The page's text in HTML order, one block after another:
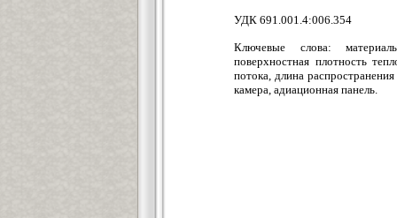
УДК
Ключевые слова:
поверхностная плотность
потока, длина
камера, адиационная панель.